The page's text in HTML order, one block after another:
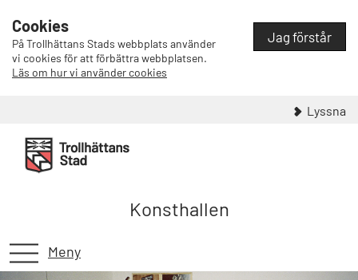
Cookies
På Trollhättans Stads webbplats använder
vi cookies för att förbättra webbplatsen.
Läs om hur vi använder cookies
Jag förstår
Lyssna
Konsthallen
Meny